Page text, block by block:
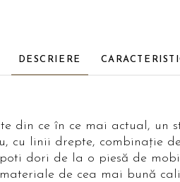
DESCRIERE
din ce în ce mai actual, un
cu linii drepte, combinație
dori de la o piesă de
de cea mai bună